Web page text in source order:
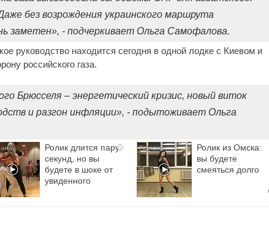
без возрождения украинского маршрута
заметен», - подчеркивает Ольга Самофалова.
руководство находится сегодня в одной лодке с Киевом и
российского газа.
Брюсселя – энергетический кризис, новый виток
и разгон инфляции», - подытоживает Ольга
i
Ролик длится пару
секунд, но вы
будете в шоке от
увиденного
Ролик из Омска:
вы будете
смеяться долго